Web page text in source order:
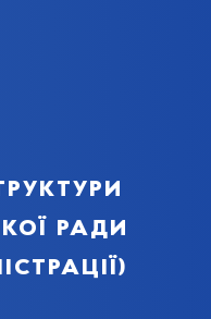
ради